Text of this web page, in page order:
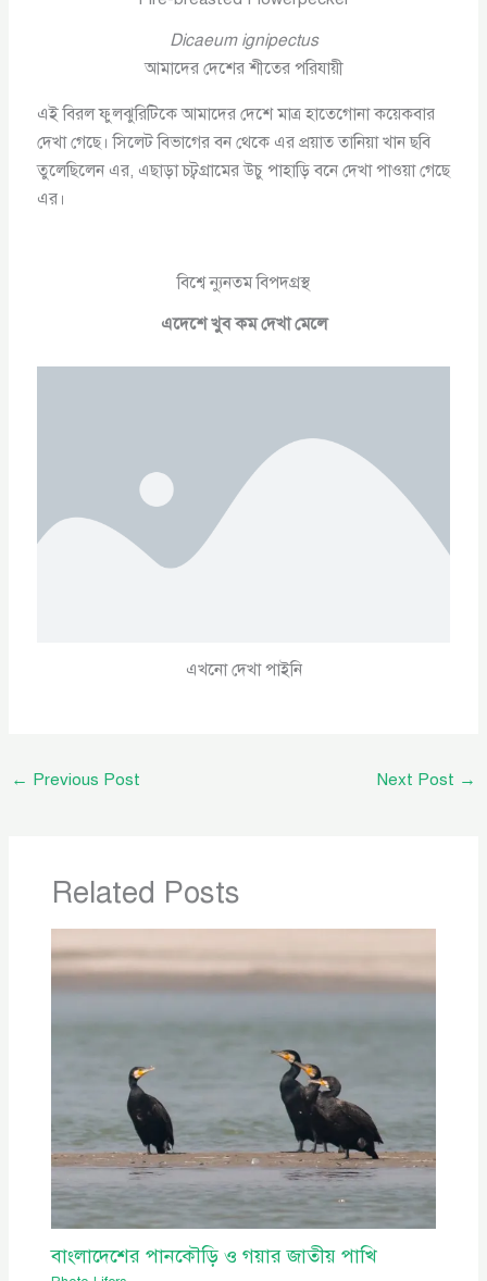
Dicaeum ignipectus
আমাদের দেশের শীতের পরিযায়ী
এই বিরল ফুলঝুরিটিকে আমাদের দেশে মাত্র হাতেগোনা কয়েকবার
দেখা গেছে। সিলেট বিভাগের বন থেকে এর প্রয়াত তানিয়া খান ছবি
তুলেছিলেন এর, এছাড়া চট্বগ্রামের উচু পাহাড়ি বনে দেখা পাওয়া গেছে
এর।
বিশ্বে ন্যুনতম বিপদগ্রস্থ
এদেশে খুব কম দেখা মেলে
এখনো দেখা পাইনি
← Previous Post Next Post →
Related Posts
বাংলাদেশের পানকৌড়ি ও গয়ার জাতীয় পাখি